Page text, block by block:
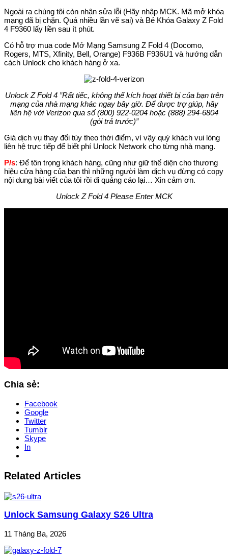
Ngoài ra chúng tôi còn nhận sửa lỗi (Hãy nhập MCK. Mã mở khóa
mạng đã bị chặn. Quá nhiều lần vẽ sai) và Bẻ Khóa Galaxy Z Fold
4 F9360 lấy liền sau ít phút.
Có hỗ trợ mua code Mở Mạng Samsung Z Fold 4 (Docomo,
Rogers, MTS, Xfinity, Bell, Orange) F936B F936U1 và hướng dẫn
cách Unlock cho khách hàng ở xa.
Unlock Z Fold 4 ”Rất tiếc, không thể kích hoạt thiết bị của bạn trên
mạng của nhà mạng khác ngay bây giờ. Để được trợ giúp, hãy
liên hệ với Verizon qua số (800) 922-0204 hoặc (888) 294-6804
(gói trả trước)”
Giá dịch vụ thay đổi tùy theo thời điểm, vì vậy quý khách vui lòng
liên hệ trực tiếp để biết phí Unlock Network cho từng nhà mạng.
P/s: Để tôn trọng khách hàng, cũng như giữ thể diện cho thương
hiệu cửa hàng của bạn thì những người làm dịch vụ đừng có copy
nội dung bài viết của tôi rồi đi quảng cáo lại… Xin cảm ơn.
Unlock Z Fold 4 Please Enter MCK
Chia sẻ:
Facebook
Google
Twitter
Tumblr
Skype
In
Related Articles
Unlock Samsung Galaxy S26 Ultra
11 Tháng Ba, 2026